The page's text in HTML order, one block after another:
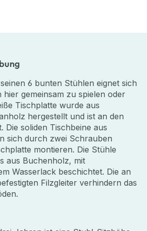
6 bunten Stühlen eignet sich
gemeinsam zu spielen oder
Tischplatte wurde aus
hergestellt und ist an den
Die soliden Tischbeine aus
sich durch zwei Schrauben
montieren. Die Stühle
aus Buchenholz, mit
Wasserlack beschichtet. Die an
Filzgleiter verhindern das